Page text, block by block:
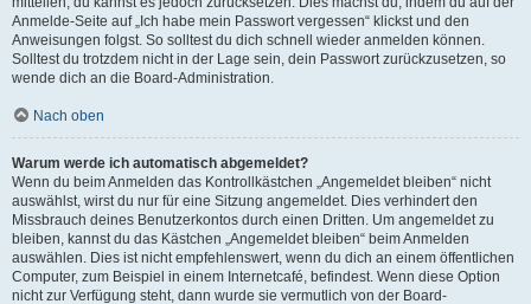
Anmelde-Seite auf „Ich habe mein Passwort vergessen“ klickst und den
Anweisungen folgst. So solltest du dich schnell wieder anmelden können.
Solltest du trotzdem nicht in der Lage sein, dein Passwort zurückzusetzen, so
wende dich an die Board-Administration.
Nach oben
Warum werde ich automatisch abgemeldet?
Wenn du beim Anmelden das Kontrollkästchen „Angemeldet bleiben“ nicht
auswählst, wirst du nur für eine Sitzung angemeldet. Dies verhindert den
Missbrauch deines Benutzerkontos durch einen Dritten. Um angemeldet zu
bleiben, kannst du das Kästchen „Angemeldet bleiben“ beim Anmelden
auswählen. Dies ist nicht empfehlenswert, wenn du dich an einem öffentlichen
Computer, zum Beispiel in einem Internetcafé, befindest. Wenn diese Option
nicht zur Verfügung steht, dann wurde sie vermutlich von der Board-